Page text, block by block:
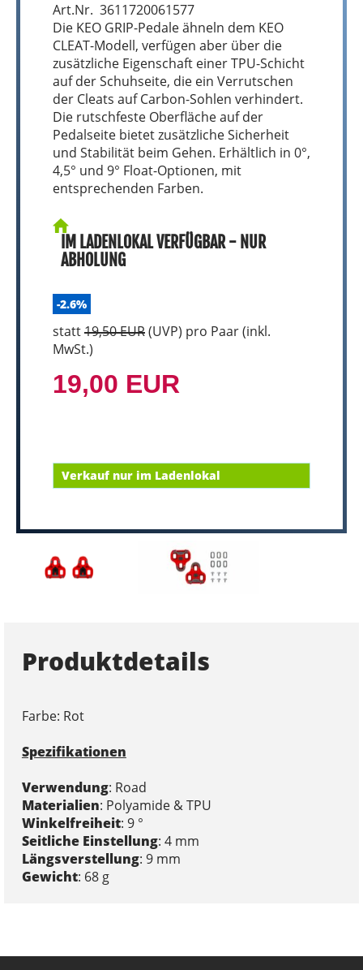
Art.Nr. 3611720061577
Die KEO GRIP-Pedale ähneln dem KEO
CLEAT-Modell, verfügen aber über die
zusätzliche Eigenschaft einer TPU-Schicht
auf der Schuhseite, die ein Verrutschen
der Cleats auf Carbon-Sohlen verhindert.
Die rutschfeste Oberfläche auf der
Pedalseite bietet zusätzliche Sicherheit
und Stabilität beim Gehen. Erhältlich in 0°,
4,5° und 9° Float-Optionen, mit
entsprechenden Farben.
IM LADENLOKAL VERFÜGBAR - NUR
ABHOLUNG
-2.6%
statt19,50 EUR(UVP) pro Paar (inkl.
MwSt.)
19,00 EUR
Verkauf nur im Ladenlokal
Produktdetails
Farbe: Rot
Spezifikationen
Verwendung: Road
Materialien: Polyamide & TPU
Winkelfreiheit: 9 °
Seitliche Einstellung: 4 mm
Längsverstellung: 9 mm
Gewicht: 68 g